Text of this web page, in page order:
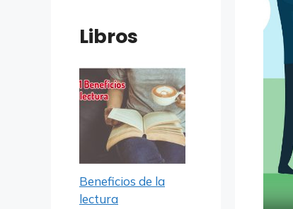
Libros
Beneficios de la
lectura